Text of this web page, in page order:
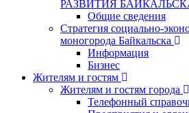
РАЗВИТИЯ
Общие сведения
Стратегия социально-
моногорода Байкальска
Информация
Бизнес
Жителям и гостям
Жителям и гостям города
Телефонный